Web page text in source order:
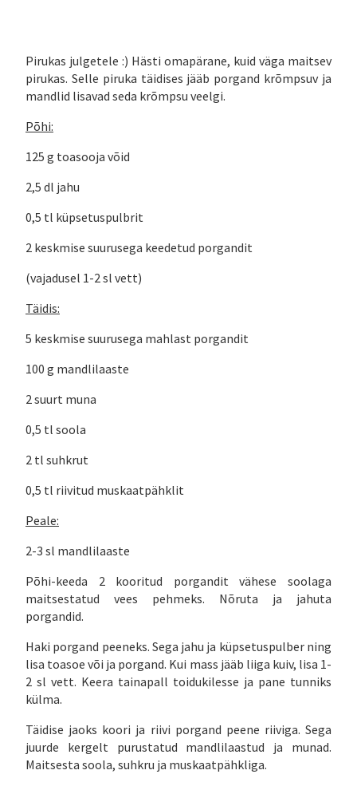
Pirukas julgetele :) Hästi omapärane, kuid väga maitsev
pirukas. Selle piruka täidises jääb porgand krõmpsuv ja
mandlid lisavad seda krõmpsu veelgi.
Põhi:
125 g toasooja võid
2,5 dl jahu
0,5 tl küpsetuspulbrit
2 keskmise suurusega keedetud porgandit
(vajadusel 1-2 sl vett)
Täidis:
5 keskmise suurusega mahlast porgandit
100 g mandlilaaste
2 suurt muna
0,5 tl soola
2 tl suhkrut
0,5 tl riivitud muskaatpähklit
Peale:
2-3 sl mandlilaaste
Põhi-keeda 2 kooritud porgandit vähese soolaga
maitsestatud vees pehmeks. Nõruta ja jahuta
porgandid.
Haki porgand peeneks. Sega jahu ja küpsetuspulber ning
lisa toasoe või ja porgand. Kui mass jääb liiga kuiv, lisa 1-
2 sl vett. Keera tainapall toidukilesse ja pane tunniks
külma.
Täidise jaoks koori ja riivi porgand peene riiviga. Sega
juurde kergelt purustatud mandlilaastud ja munad.
Maitsesta soola, suhkru ja muskaatpähkliga.